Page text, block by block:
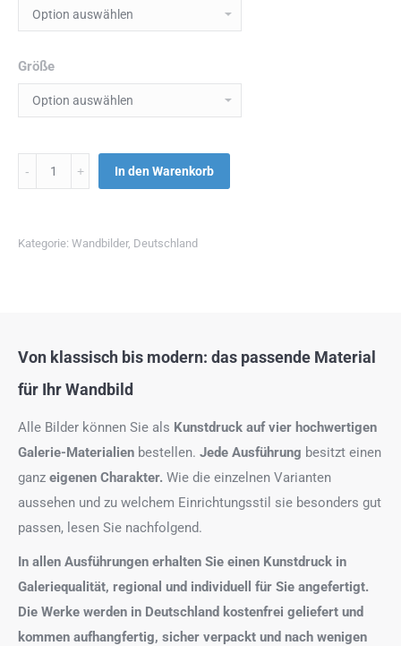
Größe
Menge In den Warenkorb
Kategorie: Wandbilder, Deutschland
Von klassisch bis modern: das passende Material
für Ihr Wandbild
Alle Bilder können Sie als Kunstdruck auf vier hochwertigen
Galerie-Materialien bestellen. Jede Ausführung besitzt einen
ganz eigenen Charakter. Wie die einzelnen Varianten
aussehen und zu welchem Einrichtungsstil sie besonders gut
passen, lesen Sie nachfolgend.
In allen Ausführungen erhalten Sie einen Kunstdruck in
Galeriequalität, regional und individuell für Sie angefertigt.
Die Werke werden in Deutschland kostenfrei geliefert und
kommen aufhangfertig, sicher verpackt und nach wenigen